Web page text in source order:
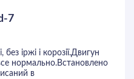
7
іржі і корозії.Двигун
нормально.Встановлено
в